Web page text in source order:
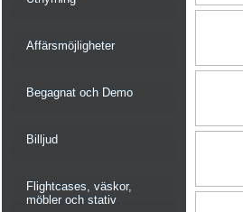
Affärsmöjligheter
Begagnat och Demo
Billjud
Flightcases, väskor,
möbler och stativ